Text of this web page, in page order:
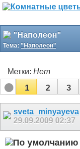
"Наполеон"
Тема: "Наполеон"
Метки: Нет
1
2 3
sveta_minyayeva
29.09.2009 02:37